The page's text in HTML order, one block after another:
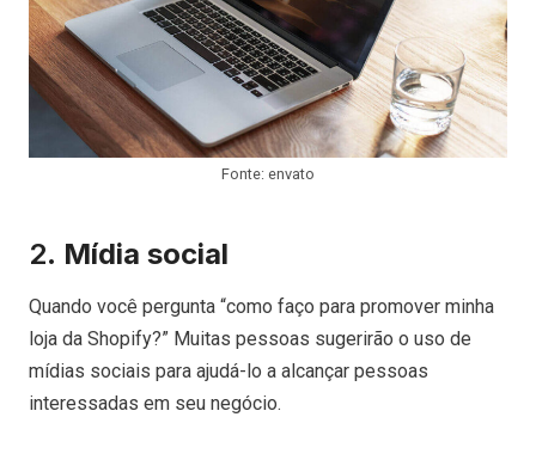
Fonte: envato
2. Mídia social
Quando você pergunta “como faço para promover minha
loja da Shopify?” Muitas pessoas sugerirão o uso de
mídias sociais para ajudá-lo a alcançar pessoas
interessadas em seu negócio.